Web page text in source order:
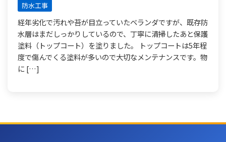
防水工事
経年劣化で汚れや苔が目立っていたベランダですが、既存防
水層はまだしっかりしているので、丁寧に清掃したあと保護
塗料（トップコート）を塗りました。 トップコートは5年程
度で傷んでくる塗料が多いので大切なメンテナンスです。物
に […]